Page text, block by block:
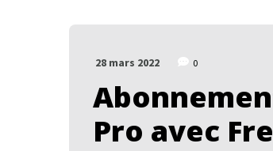
28 mars 2022 0
Pro avec